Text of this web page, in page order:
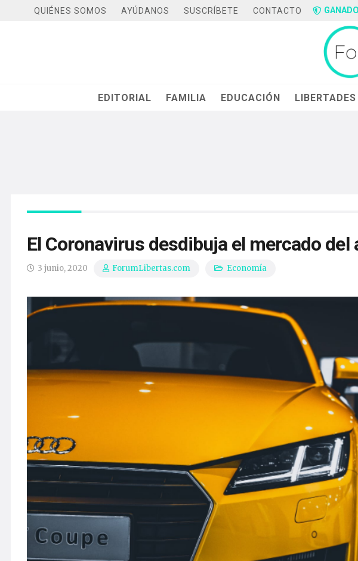
QUIÉNES SOMOS AYÚDANOS SUSCRÍBETE CONTACTO
EDITORIAL FAMILIA EDUCACIÓN LIBERTADES
El Coronavirus desdibuja el mercado del
3 junio, 2020 ForumLibertas.com Economía